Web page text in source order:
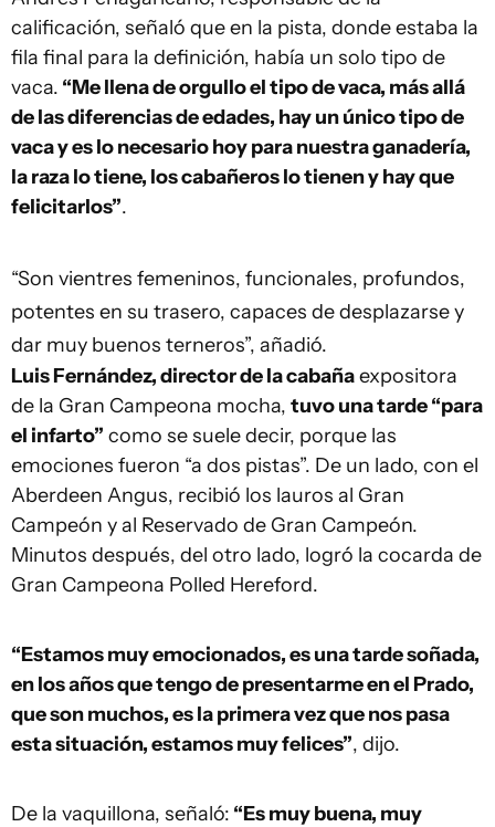
calificación, señaló que en la pista, donde estaba la
fila final para la definición, había un solo tipo de
vaca. “Me llena de orgullo el tipo de vaca, más allá
de las diferencias de edades, hay un único tipo de
vaca y es lo necesario hoy para nuestra ganadería,
la raza lo tiene, los cabañeros lo tienen y hay que
felicitarlos”.
“Son vientres femeninos, funcionales, profundos,
potentes en su trasero, capaces de desplazarse y
dar muy buenos terneros”, añadió.
Luis Fernández, director de la cabañaexpositora
de la Gran Campeona mocha, tuvo una tarde “para
el infarto” como se suele decir, porque las
emociones fueron “a dos pistas”. De un lado, con el
Aberdeen Angus, recibió los lauros al Gran
Campeón y al Reservado de Gran Campeón.
Minutos después, del otro lado, logró la cocarda de
Gran Campeona Polled Hereford.
“Estamos muy emocionados, es una tarde soñada,
en los años que tengo de presentarme en el Prado,
que son muchos, es la primera vez que nos pasa
esta situación, estamos muy felices”, dijo.
De la vaquillona, señaló: “Es muy buena, muy